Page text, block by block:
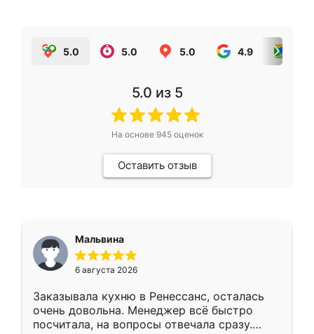
5.0 5.0 5.0 4.9
5.0 из 5
На основе 945оценок
Оставить отзыв
Мальвина
6 августа 2026
Заказывала кухню в Ренессанс, осталась
очень довольна. Менеджер всё быстро
посчитала, на вопросы отвечала сразу.